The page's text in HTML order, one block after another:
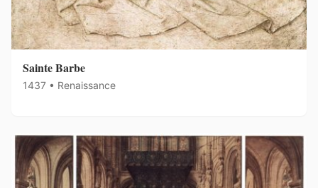
Sainte Barbe
1437 • Renaissance